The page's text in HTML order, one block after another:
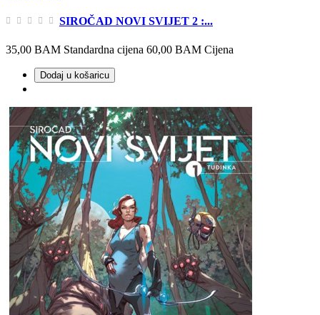
SIROČAD NOVI SVIJET 2 :...
35,00 BAM Standardna cijena 60,00 BAM Cijena
Dodaj u košaricu